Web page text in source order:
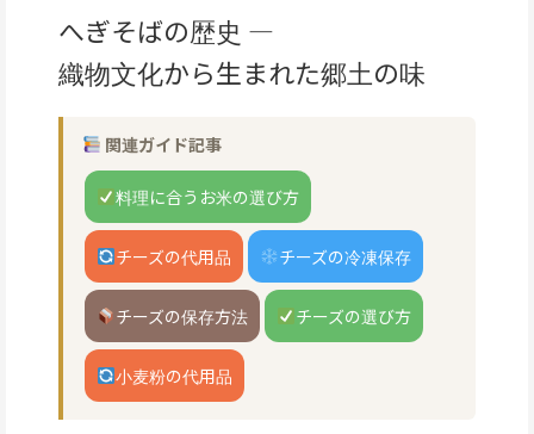
へぎそばの歴史 —
織物文化から生まれた郷土の味
関連ガイド記事
料理に合うお米の選び方
チーズの代用品 チーズの冷凍保存
チーズの保存方法 チーズの選び方
小麦粉の代用品